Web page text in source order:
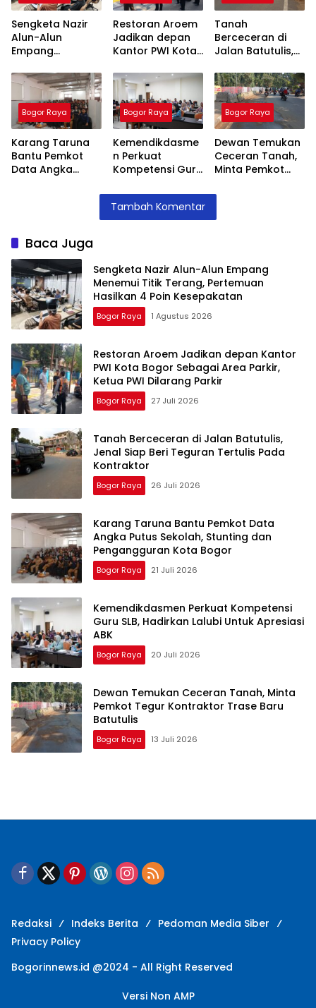
Sengketa Nazir
Alun-Alun
Empang
Terang,
Pertemuan
Hasilkan 4 Poin
Kesepakatan
Restoran Aroem
Jadikan depan
Kantor PWI Kota
Area Parkir,
Ketua PWI
Dilarang Parkir
Tanah
Berceceran di
Jalan Batutulis,
Teguran Tertulis
Pada Kontraktor
Bogor Raya
Karang Taruna
Bantu Pemkot
Data Angka
Bogor Raya
Kemendikdasme
n Perkuat
Kompetensi Guru
Lalubi Untuk
Apresiasi ABK
Bogor Raya
Dewan Temukan
Ceceran Tanah,
Minta Pemkot
Trase Baru
Tambah Komentar
Baca Juga
Sengketa Nazir Alun-Alun Empang
Menemui Titik Terang, Pertemuan
Hasilkan 4 Poin Kesepakatan
Bogor Raya 1 Agustus 2026
Restoran Aroem Jadikan depan Kantor
PWI Kota Bogor Sebagai Area Parkir,
Ketua PWI Dilarang Parkir
Bogor Raya 27 Juli 2026
Tanah Berceceran di Jalan Batutulis,
Jenal Siap Beri Teguran Tertulis Pada
Kontraktor
Bogor Raya 26 Juli 2026
Karang Taruna Bantu Pemkot Data
Angka Putus Sekolah, Stunting dan
Pengangguran Kota Bogor
Bogor Raya 21 Juli 2026
Kemendikdasmen Perkuat Kompetensi
Guru SLB, Hadirkan Lalubi Untuk Apresiasi
ABK
Bogor Raya 20 Juli 2026
Dewan Temukan Ceceran Tanah, Minta
Pemkot Tegur Kontraktor Trase Baru
Batutulis
Bogor Raya 13 Juli 2026
Redaksi Indeks Berita
Pedoman Media Siber
Privacy Policy
Bogorinnews.id @2024 - All Right Reserved
Versi Non AMP